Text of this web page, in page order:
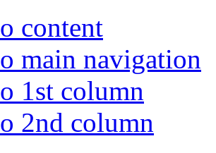
content
main navigation
1st column
2nd column